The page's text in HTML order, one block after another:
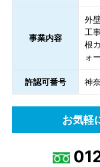
事業内容
外
工
根
ォ
許認可番号 神
お気軽